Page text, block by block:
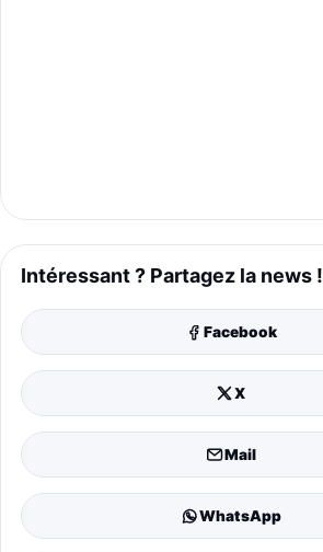
Intéressant ? Partagez la news !
Facebook
X
Mail
WhatsApp